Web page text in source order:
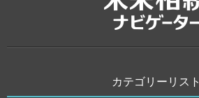
カテゴリーリスト